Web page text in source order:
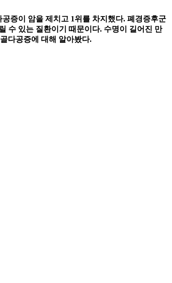
증이 암을 제치고 1위를 차지했다. 폐경증후군
수 있는 질환이기 때문이다. 수명이 길어진 만
다공증에 대해 알아봤다.